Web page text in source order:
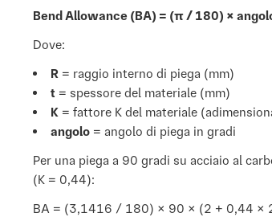
Bend Allowance (BA) = (π / 180) ×
Dove:
R = raggio interno di piega (mm)
t = spessore del materiale (mm)
K = fattore K del materiale
angolo = angolo di piega in gradi
Per una piega a 90 gradi su acciaio al
(K = 0,44):
BA = (3,1416 / 180) × 90 × (2 + 0,44 ×